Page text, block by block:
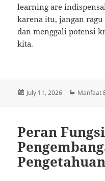
learning are
karena itu, jangan
dan menggali potensi
kita.
Posted
July 11, 2026 Manfaat
Peran
Pengetahuan